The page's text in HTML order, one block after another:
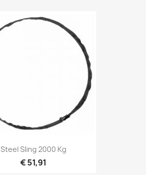
Snel bekijken
Steel Sling 2000 Kg
€ 51,91